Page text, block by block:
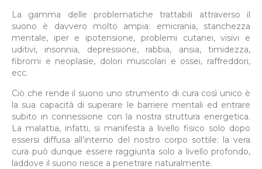
La gamma delle problematiche trattabili attraverso il
suono è davvero molto ampia: emicrania, stanchezza
mentale, iper e ipotensione, problemi cutanei, visivi e
uditivi, insonnia, depressione, rabbia, ansia, timidezza,
fibromi e neoplasie, dolori muscolari e ossei, raffreddori,
ecc.
Ciò che rende il suono uno strumento di cura così unico è
la sua capacità di superare le barriere mentali ed entrare
subito in connessione con la nostra struttura energetica.
La malattia, infatti, si manifesta a livello fisico solo dopo
essersi diffusa all’interno del nostro corpo sottile: la vera
cura può dunque essere raggiunta solo a livello profondo,
laddove il suono riesce a penetrare naturalmente.